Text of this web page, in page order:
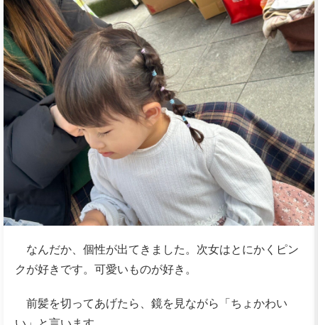
なんだか、個性が出てきました。次女はとにかくピン
クが好きです。可愛いものが好き。
前髪を切ってあげたら、鏡を見ながら「ちょかわい